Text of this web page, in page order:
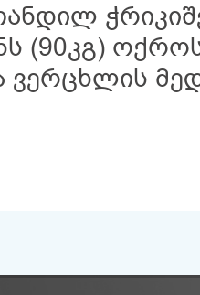
(90კგ)